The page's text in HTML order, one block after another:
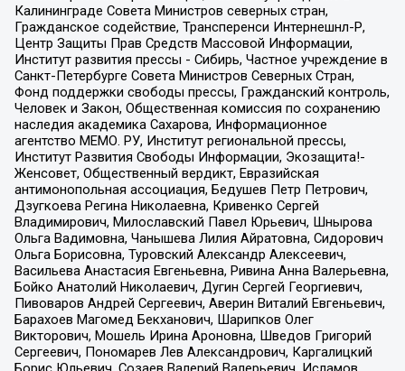
Калининграде Совета Министров северных стран,
Гражданское содействие, Трансперенси Интернешнл-Р,
Центр Защиты Прав Средств Массовой Информации,
Институт развития прессы - Сибирь, Частное учреждение в
Санкт-Петербурге Совета Министров Северных Стран,
Фонд поддержки свободы прессы, Гражданский контроль,
Человек и Закон, Общественная комиссия по сохранению
наследия академика Сахарова, Информационное
агентство МЕМО. РУ, Институт региональной прессы,
Институт Развития Свободы Информации, Экозащита!-
Женсовет, Общественный вердикт, Евразийская
антимонопольная ассоциация, Бедушев Петр Петрович,
Дзугкоева Регина Николаевна, Кривенко Сергей
Владимирович, Милославский Павел Юрьевич, Шнырова
Ольга Вадимовна, Чанышева Лилия Айратовна, Сидорович
Ольга Борисовна, Туровский Александр Алексеевич,
Васильева Анастасия Евгеньевна, Ривина Анна Валерьевна,
Бойко Анатолий Николаевич, Дугин Сергей Георгиевич,
Пивоваров Андрей Сергеевич, Аверин Виталий Евгеньевич,
Барахоев Магомед Бекханович, Шарипков Олег
Викторович, Мошель Ирина Ароновна, Шведов Григорий
Сергеевич, Пономарев Лев Александрович, Каргалицкий